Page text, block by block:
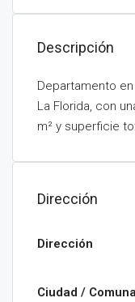
Descripción
Departamento
La Florida, con
m² y superficie
Dirección
Dirección
Ciudad / Comuna